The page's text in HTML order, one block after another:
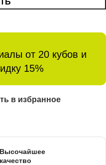
от 20 кубов и
15%
в избранное
Высочайшее
качество